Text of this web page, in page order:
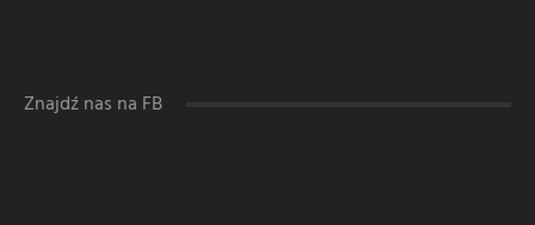
Znajdź nas na FB